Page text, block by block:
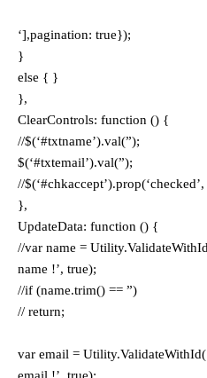
‘],pagination: true});
}
else { }
},
ClearControls: function () {
//$(‘#txtname’).val(”);
$(‘#txtemail’).val(”);
//
},
UpdateData: function () {
//var name =
name !’, true);
//if (name.trim() == ”)
// return;
var email =
email !’, true);